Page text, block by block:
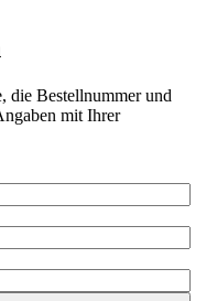
die Bestellnummer und
mit Ihrer